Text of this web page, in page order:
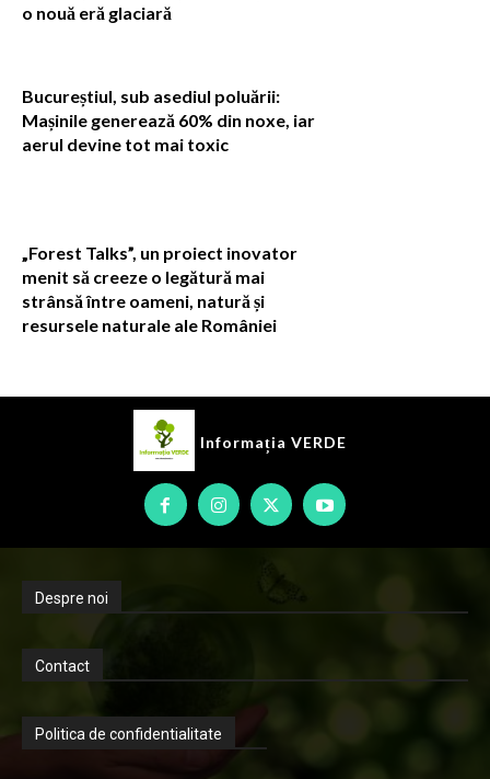
o nouă eră glaciară
Bucureștiul, sub asediul poluării:
Mașinile generează 60% din noxe, iar
aerul devine tot mai toxic
„Forest Talks”, un proiect inovator
menit să creeze o legătură mai
strânsă între oameni, natură și
resursele naturale ale României
Informația VERDE
Despre noi
Contact
Politica de confidentialitate